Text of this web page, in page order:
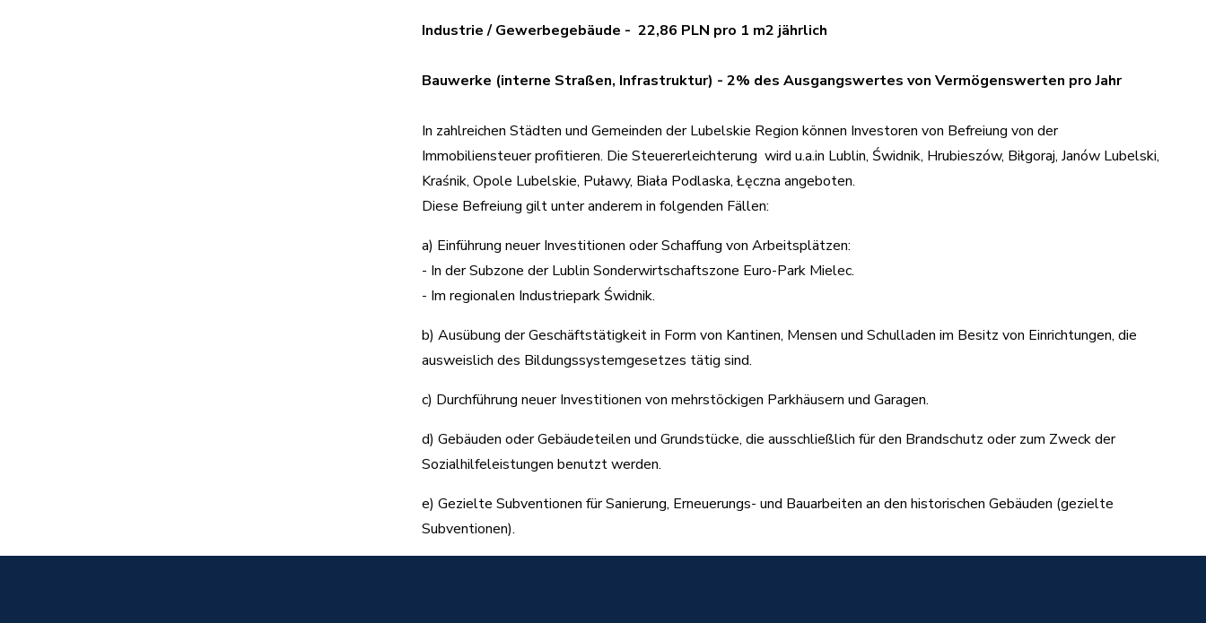
Industrie / Gewerbegebäude - 22,86 PLN pro 1 m2 jährlich
Bauwerke (interne Straßen, Infrastruktur) - 2% des Ausgangswertes von Vermögenswerten pro Jahr
In zahlreichen Städten und Gemeinden der Lubelskie Region können Investoren von Befreiung von der
Immobiliensteuer profitieren. Die Steuererleichterung wird u.a.in Lublin, Świdnik, Hrubieszów, Biłgoraj, Janów Lubelski,
Kraśnik, Opole Lubelskie, Puławy, Biała Podlaska, Łęczna angeboten.
Diese Befreiung gilt unter anderem in folgenden Fällen:
a) Einführung neuer Investitionen oder Schaffung von Arbeitsplätzen:
- In der Subzone der Lublin Sonderwirtschaftszone Euro-Park Mielec.
- Im regionalen Industriepark Świdnik.
b) Ausübung der Geschäftstätigkeit in Form von Kantinen, Mensen und Schulladen im Besitz von Einrichtungen, die
ausweislich des Bildungssystemgesetzes tätig sind.
c) Durchführung neuer Investitionen von mehrstöckigen Parkhäusern und Garagen.
d) Gebäuden oder Gebäudeteilen und Grundstücke, die ausschließlich für den Brandschutz oder zum Zweck der
Sozialhilfeleistungen benutzt werden.
e) Gezielte Subventionen für Sanierung, Erneuerungs- und Bauarbeiten an den historischen Gebäuden (gezielte
Subventionen).